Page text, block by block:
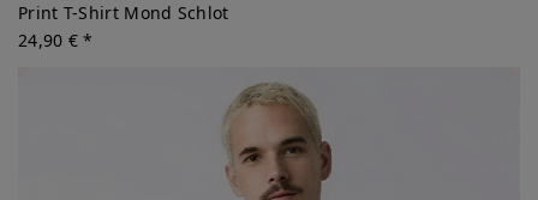
Print T-Shirt Mond Schlot
24,90 € *